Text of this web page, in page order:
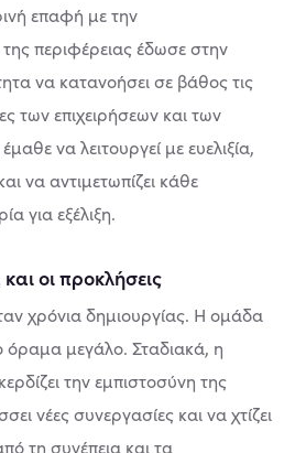
επαφή με την
της περιφέρειας έδωσε στην
να κατανοήσει σε βάθος τις
των επιχειρήσεων και των
να λειτουργεί με ευελιξία,
να αντιμετωπίζει κάθε
για εξέλιξη.
οι προκλήσεις
χρόνια δημιουργίας. Η ομάδα
όραμα μεγάλο. Σταδιακά, η
την εμπιστοσύνη της
νέες συνεργασίες και να χτίζει
τη συνέπεια και τα